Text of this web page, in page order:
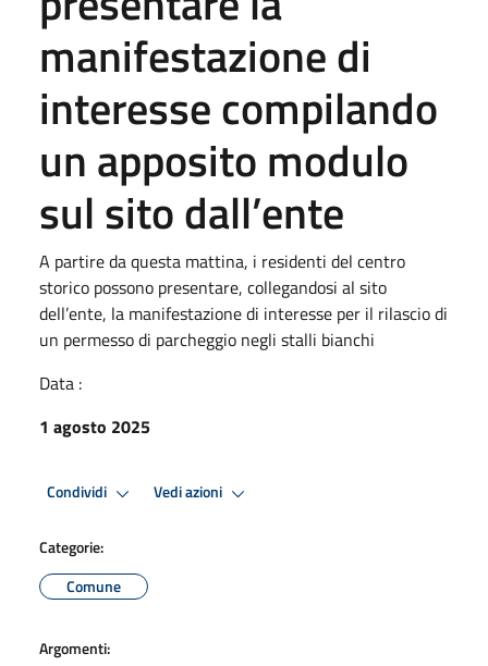
manifestazione di
interesse compilando
un apposito modulo
sul sito dall’ente
A partire da questa mattina, i residenti del centro
storico possono presentare, collegandosi al sito
dell’ente, la manifestazione di interesse per il rilascio di
un permesso di parcheggio negli stalli bianchi
Data :
1 agosto 2025
Condividi Vedi azioni
Categorie:
Comune
Argomenti: